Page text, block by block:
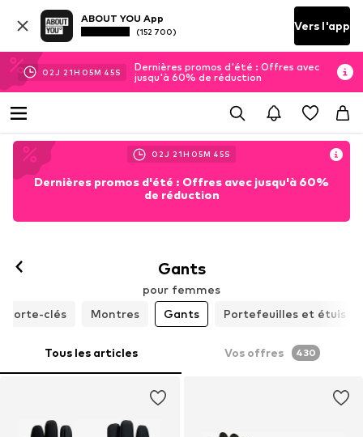
ABOUT YOU App
(152 700) Vers l'app
02J 21H 05M 42S
Dernières promos d'été : Offres avec
jusqu'à 60% de réduction
02J 21H 05M 42S
Dernières promos d'été : Offres avec jusqu'à 60%
de réduction
Gants
pour femmes
Porte-clés
Montres Gants Portefeuilles et étuis
Tous les articles Vos offres 430